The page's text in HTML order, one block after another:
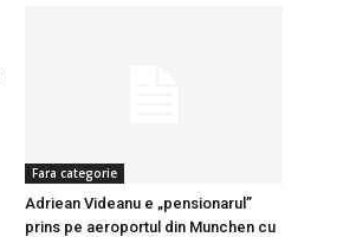
Fara categorie
Adriean Videanu e „pensionarul”
prins pe aeroportul din Munchen cu